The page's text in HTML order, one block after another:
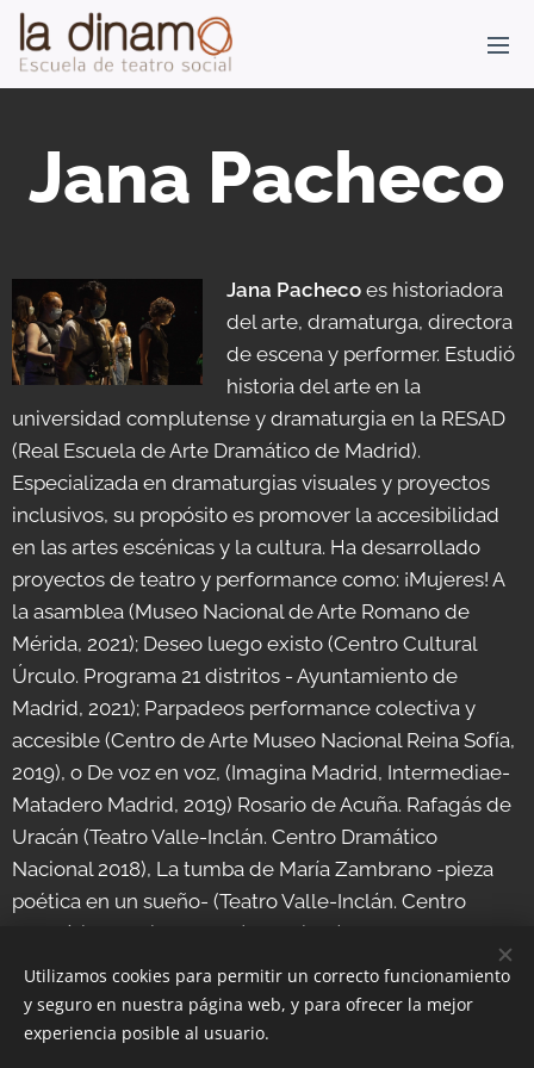
Jana Pacheco
Jana Pachecoes historiadora
del arte, dramaturga, directora
de escena y performer. Estudió
historia del arte en la
universidad complutense y dramaturgia en la RESAD
(Real Escuela de Arte Dramático de Madrid).
Especializada en dramaturgias visuales y proyectos
inclusivos, su propósito es promover la accesibilidad
en las artes escénicas y la cultura. Ha desarrollado
proyectos de teatro y performance como: ¡Mujeres! A
la asamblea (Museo Nacional de Arte Romano de
Mérida, 2021); Deseo luego existo (Centro Cultural
Úrculo. Programa 21 distritos - Ayuntamiento de
Madrid, 2021); Parpadeos performance colectiva y
accesible (Centro de Arte Museo Nacional Reina Sofía,
2019), o De voz en voz, (Imagina Madrid, Intermediae-
Matadero Madrid, 2019) Rosario de Acuña. Rafagás de
Uracán (Teatro Valle-Inclán. Centro Dramático
Nacional 2018), La tumba de María Zambrano -pieza
poética en un sueño- (Teatro Valle-Inclán. Centro
Dramático Nacional 2018), Camille (Teatro de la Puerta
Escentre, 2016) entre otros.
Utilizamos cookies para permitir un correcto funcionamiento
y seguro en nuestra página web, y para ofrecer la mejor
experiencia posible al usuario.